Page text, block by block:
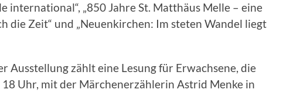
international“, „850 Jahre St. Matthäus Melle – eine
die Zeit“ und „Neuenkirchen: Im steten Wandel liegt
Ausstellung zählt eine Lesung für Erwachsene, die
18 Uhr, mit der Märchenerzählerin Astrid Menke in